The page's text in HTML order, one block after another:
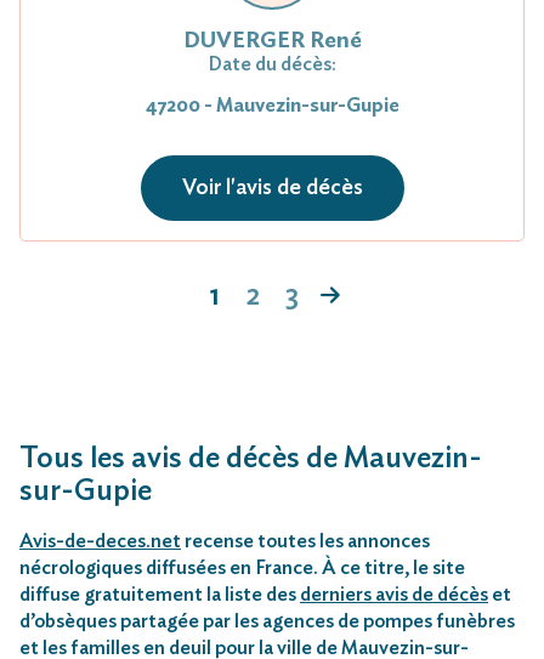
DUVERGER René
Date du décès:
47200 - Mauvezin-sur-Gupie
Voir l'avis de décès
1 2 3
Tous les avis de décès de Mauvezin-
sur-Gupie
Avis-de-deces.net recense toutes les annonces
nécrologiques diffusées en France. À ce titre, le site
diffuse gratuitement la liste des derniers avis de décès et
d’obsèques partagée par les agences de pompes funèbres
et les familles en deuil pour la ville de Mauvezin-sur-